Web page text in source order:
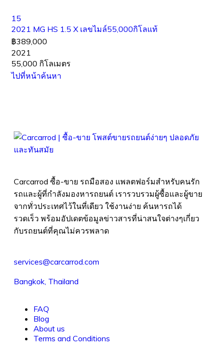
15
2021 MG HS 1.5 X เลขไมล์55,000กิโลแท้
฿389,000
2021
55,000 กิโลเมตร
ไปที่หน้าค้นหา
Carcarrod ซื้อ-ขาย รถมือสอง แพลตฟอร์มสำหรับคนรัก
รถและผู้ที่กำลังมองหารถยนต์ เรารวบรวมผู้ซื้อและผู้ขาย
จากทั่วประเทศไว้ในที่เดียว ใช้งานง่าย ค้นหารถได้
รวดเร็ว พร้อมอัปเดตข้อมูลข่าวสารที่น่าสนใจต่างๆเกี่ยว
กับรถยนต์ที่คุณไม่ควรพลาด
services@carcarrod.com
Bangkok, Thailand
FAQ
Blog
About us
Terms and Conditions